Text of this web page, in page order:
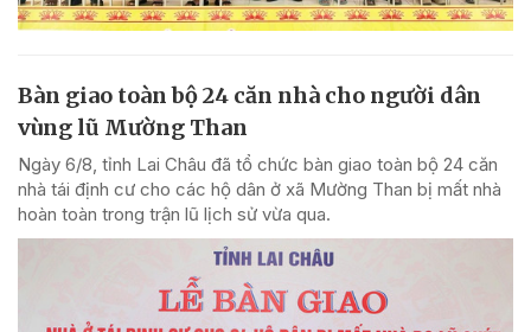
Bàn giao toàn bộ 24 căn nhà cho người dân
vùng lũ Mường Than
Ngày 6/8, tỉnh Lai Châu đã tổ chức bàn giao toàn bộ 24 căn
nhà tái định cư cho các hộ dân ở xã Mường Than bị mất nhà
hoàn toàn trong trận lũ lịch sử vừa qua.